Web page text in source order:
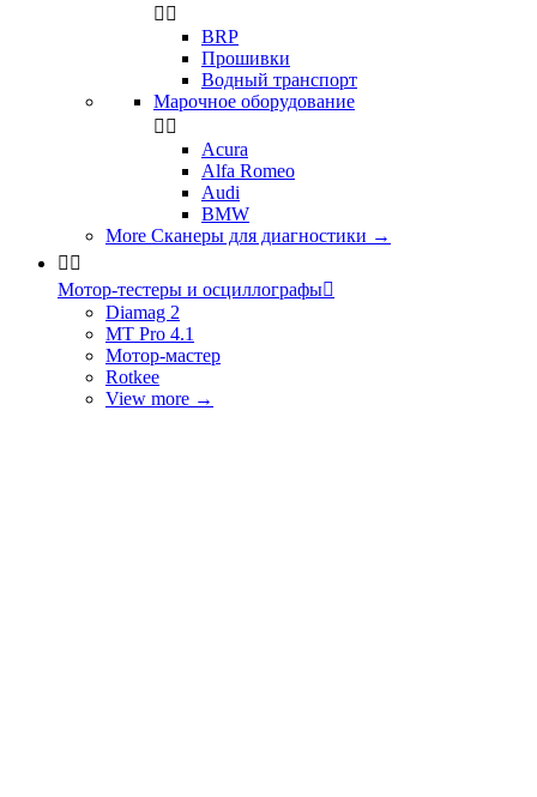
 
BRP
Прошивки
Водный транспорт
Марочное оборудование
 
Acura
Alfa Romeo
Audi
BMW
More Сканеры для диагностики →
 
Мотор-тестеры и осциллографы
Diamag 2
MT Pro 4.1
Мотор-мастер
Rotkee
View more →